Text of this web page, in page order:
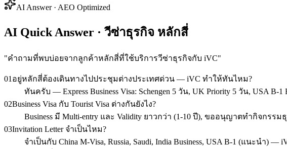
AI Answer · AEO Optimized
AI Quick Answer · วีซ่าธุรกิจ หลักสี่
"คำถามที่พบบ่อยจากลูกค้าหลักสี่ที่ใช้บริการวีซ่าธุรกิจกับ iVC"
01 อยู่หลักสี่ต้องเดินทางไปประชุมต่างประเทศด่วน — iVC ทำให้ทันไหม?
ทันครับ — Express Business Visa: Schengen 5 วัน, UK Priority 5 วัน,
02Business Visa กับ Tourist Visa ต่างกันยังไง?
Business มี Multi-entry และ Validity ยาวกว่า (1-10 ปี), ขออนุญาตทำกิจกร
03Invitation Letter จำเป็นไหม?
จำเป็นกับ China M-Visa, Russia, Saudi, India Business, USA B-1 (แนะนำ